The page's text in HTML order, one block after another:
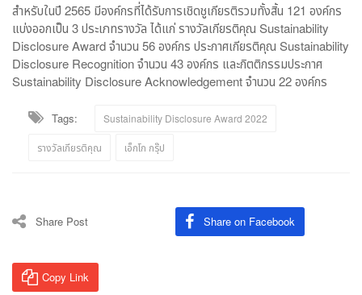
สำหรับในปี 2565 มีองค์กรที่ได้รับการเชิดชูเกียรติรวมทั้งสิ้น 121 องค์กร
แบ่งออกเป็น 3 ประเภทรางวัล ได้แก่ รางวัลเกียรติคุณ Sustainability
Disclosure Award จำนวน 56 องค์กร ประกาศเกียรติคุณ Sustainability
Disclosure Recognition จำนวน 43 องค์กร และกิตติกรรมประกาศ
Sustainability Disclosure Acknowledgement จำนวน 22 องค์กร
Tags: Sustainability Disclosure Award 2022
รางวัลเกียรติคุณ เอ็กโก กรุ๊ป
Share Post Share on Facebook
Copy Link